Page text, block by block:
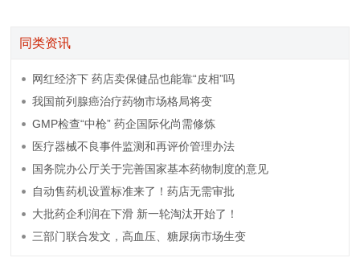
同类资讯
网红经济下 药店卖保健品也能靠“皮相”吗
我国前列腺癌治疗药物市场格局将变
GMP检查“中枪” 药企国际化尚需修炼
医疗器械不良事件监测和再评价管理办法
国务院办公厅关于完善国家基本药物制度的意见
自动售药机设置标准来了！药店无需审批
大批药企利润在下滑 新一轮淘汰开始了！
三部门联合发文，高血压、糖尿病市场生变